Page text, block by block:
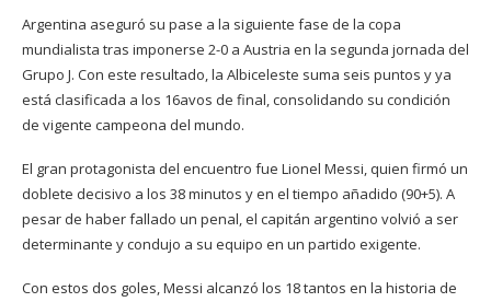
Argentina aseguró su pase a la siguiente fase de la copa
mundialista tras imponerse 2-0 a Austria en la segunda jornada del
Grupo J. Con este resultado, la Albiceleste suma seis puntos y ya
está clasificada a los 16avos de final, consolidando su condición
de vigente campeona del mundo.
El gran protagonista del encuentro fue Lionel Messi, quien firmó un
doblete decisivo a los 38 minutos y en el tiempo añadido (90+5). A
pesar de haber fallado un penal, el capitán argentino volvió a ser
determinante y condujo a su equipo en un partido exigente.
Con estos dos goles, Messi alcanzó los 18 tantos en la historia de